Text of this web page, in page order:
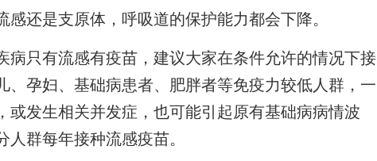
还是支原体，呼吸道的保护能力都会下降。
只有流感有疫苗，建议大家在条件允许的情况下接
、孕妇、基础病患者、肥胖者等免疫力较低人群，一
或发生相关并发症，也可能引起原有基础病病情波
群每年接种流感疫苗。